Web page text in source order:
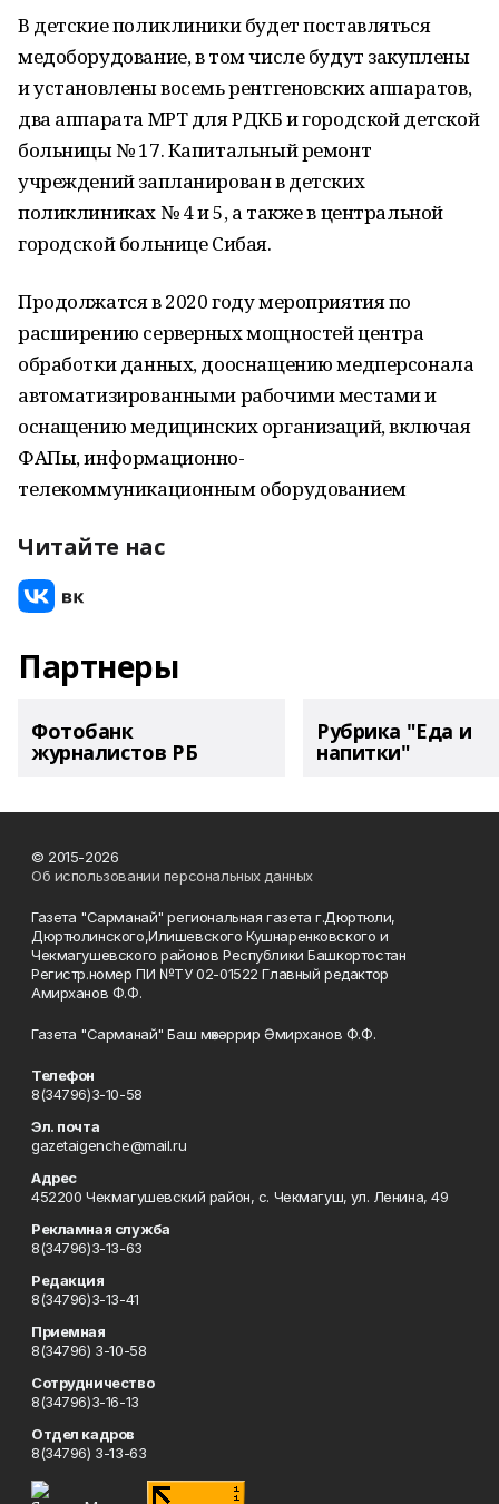
В детские поликлиники будет поставляться
медоборудование, в том числе будут закуплены
и установлены восемь рентгеновских аппаратов,
два аппарата МРТ для РДКБ и городской детской
больницы № 17. Капитальный ремонт
учреждений запланирован в детских
поликлиниках № 4 и 5, а также в центральной
городской больнице Сибая.
Продолжатся в 2020 году мероприятия по
расширению серверных мощностей центра
обработки данных, дооснащению медперсонала
автоматизированными рабочими местами и
оснащению медицинских организаций, включая
ФАПы, информационно-
телекоммуникационным оборудованием
Читайте нас
Партнеры
Фотобанк
журналистов РБ
Рубрика "Еда и
напитки"
© 2015-2026
Об использовании персональных данных
Газета "Сарманай" региональная газета г.Дюртюли,
Дюртюлинского,Илишевского Кушнаренковского и
Чекмагушевского районов Республики Башкортостан
Регистр.номер ПИ №ТУ 02-01522 Главный редактор
Амирханов Ф.Ф.
Газета "Сарманай" Баш мөхәррир Әмирханов Ф.Ф.
Телефон
8(34796)3-10-58
Эл. почта
gazetaigenche@mail.ru
Адрес
452200 Чекмагушевский район, с. Чекмагуш, ул. Ленина, 49
Рекламная служба
8(34796)3-13-63
Редакция
8(34796)3-13-41
Приемная
8(34796) 3-10-58
Сотрудничество
8(34796)3-16-13
Отдел кадров
8(34796) 3-13-63